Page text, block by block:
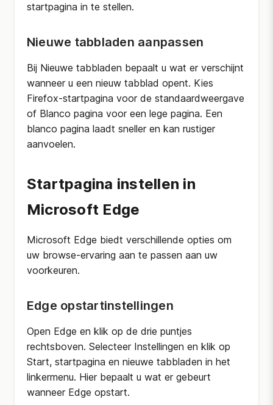
startpagina in te stellen.
Nieuwe tabbladen aanpassen
Bij Nieuwe tabbladen bepaalt u wat er verschijnt
wanneer u een nieuw tabblad opent. Kies
Firefox-startpagina voor de standaardweergave
of Blanco pagina voor een lege pagina. Een
blanco pagina laadt sneller en kan rustiger
aanvoelen.
Startpagina instellen in
Microsoft Edge
Microsoft Edge biedt verschillende opties om
uw browse-ervaring aan te passen aan uw
voorkeuren.
Edge opstartinstellingen
Open Edge en klik op de drie puntjes
rechtsboven. Selecteer Instellingen en klik op
Start, startpagina en nieuwe tabbladen in het
linkermenu. Hier bepaalt u wat er gebeurt
wanneer Edge opstart.